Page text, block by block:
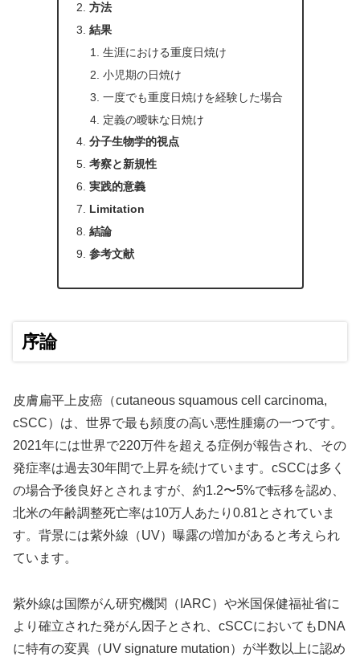
方法
結果
生涯における重度日焼け
小児期の日焼け
一度でも重度日焼けを経験した場合
定義の曖昧な日焼け
分子生物学的視点
考察と新規性
実践的意義
Limitation
結論
参考文献
序論
皮膚扁平上皮癌（cutaneous squamous cell carcinoma,
cSCC）は、世界で最も頻度の高い悪性腫瘍の一つです。
2021年には世界で220万件を超える症例が報告され、その
発症率は過去30年間で上昇を続けています。cSCCは多く
の場合予後良好とされますが、約1.2〜5%で転移を認め、
北米の年齢調整死亡率は10万人あたり0.81とされていま
す。背景には紫外線（UV）曝露の増加があると考えられ
ています。
紫外線は国際がん研究機関（IARC）や米国保健福祉省に
より確立された発がん因子とされ、cSCCにおいてもDNA
に特有の変異（UV signature mutation）が半数以上に認め